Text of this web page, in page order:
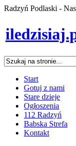
Radzyń Podlaski -
Start
Gotuj z nami
Stare dzieje
Ogłoszenia
112 Radzyń
Babska Strefa
Kontakt